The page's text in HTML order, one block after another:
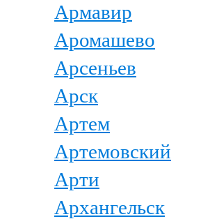
Армавир
Аромашево
Арсеньев
Арск
Артем
Артемовский
Арти
Архангельск